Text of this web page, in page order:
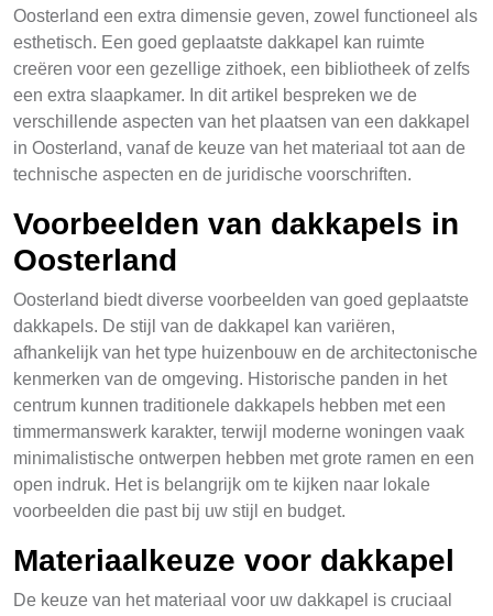
Oosterland een extra dimensie geven, zowel functioneel als
esthetisch. Een goed geplaatste dakkapel kan ruimte
creëren voor een gezellige zithoek, een bibliotheek of zelfs
een extra slaapkamer. In dit artikel bespreken we de
verschillende aspecten van het plaatsen van een dakkapel
in Oosterland, vanaf de keuze van het materiaal tot aan de
technische aspecten en de juridische voorschriften.
Voorbeelden van dakkapels in
Oosterland
Oosterland biedt diverse voorbeelden van goed geplaatste
dakkapels. De stijl van de dakkapel kan variëren,
afhankelijk van het type huizenbouw en de architectonische
kenmerken van de omgeving. Historische panden in het
centrum kunnen traditionele dakkapels hebben met een
timmermanswerk karakter, terwijl moderne woningen vaak
minimalistische ontwerpen hebben met grote ramen en een
open indruk. Het is belangrijk om te kijken naar lokale
voorbeelden die past bij uw stijl en budget.
Materiaalkeuze voor dakkapel
De keuze van het materiaal voor uw dakkapel is cruciaal